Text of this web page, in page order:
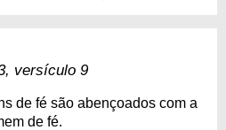
versículo 9
de fé são abençoados com a
de fé.